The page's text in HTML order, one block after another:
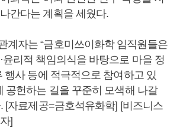
간다는 계획을 세웠다.
계자는 “금호미쓰이화학 임직원들은
윤리적 책임의식을 바탕으로 마을 정
행사 등에 적극적으로 참여하고 있
공헌하는 길을 꾸준히 모색해 나갈
[자료제공=금호석유화학] [비즈니스
]